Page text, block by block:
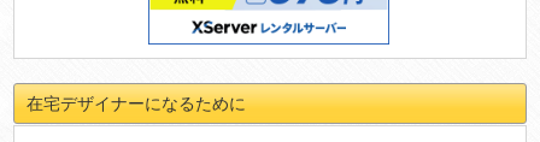
在宅デザイナーになるために